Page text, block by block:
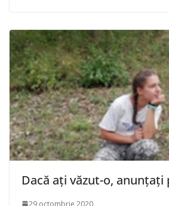
Dacă ați văzut-o, anunțați
29 octombrie 2020